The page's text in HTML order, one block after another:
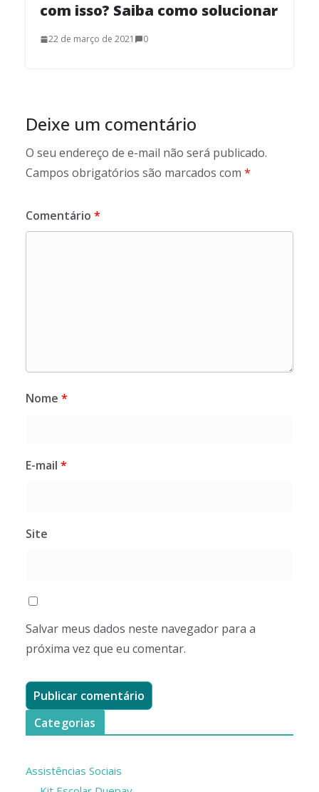
com isso? Saiba como solucionar
22 de março de 2021 0
Deixe um comentário
O seu endereço de e-mail não será publicado.
Campos obrigatórios são marcados com *
Comentário *
Nome *
E-mail *
Site
Salvar meus dados neste navegador para a
próxima vez que eu comentar.
Categorias
Assistências Sociais